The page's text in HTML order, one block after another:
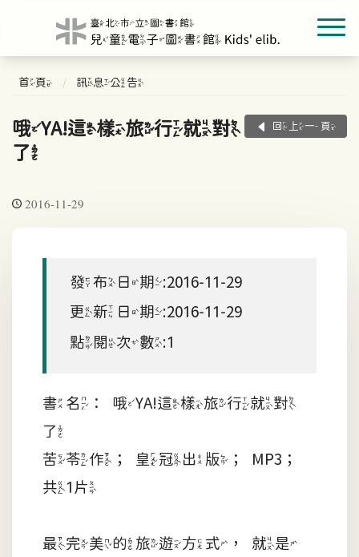
首頁 訊息公告
哦YA!這樣旅行就對
了
回上一頁
2016-11-29
發布日期:2016-11-29
更新日期:2016-11-29
點閱次數:1
書名：哦YA!這樣旅行就對
了
苦苓作；皇冠出版；MP3；
共1片
最完美的旅遊方式，就是